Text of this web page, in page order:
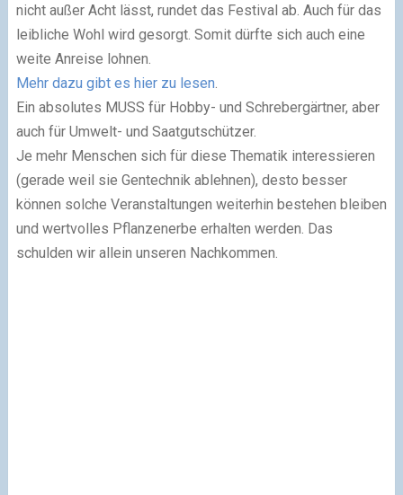
nicht außer Acht lässt, rundet das Festival ab. Auch für das
leibliche Wohl wird gesorgt. Somit dürfte sich auch eine
weite Anreise lohnen.
Mehr dazu gibt es hier zu lesen.
Ein absolutes MUSS für Hobby- und Schrebergärtner, aber
auch für Umwelt- und Saatgutschützer.
Je mehr Menschen sich für diese Thematik interessieren
(gerade weil sie Gentechnik ablehnen), desto besser
können solche Veranstaltungen weiterhin bestehen bleiben
und wertvolles Pflanzenerbe erhalten werden. Das
schulden wir allein unseren Nachkommen.